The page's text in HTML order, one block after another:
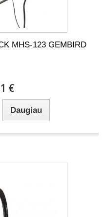
MHS-123 GEMBIRD
€
Daugiau